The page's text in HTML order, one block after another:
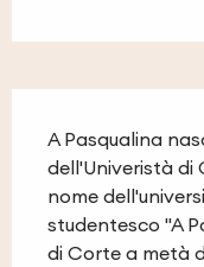
A Pasqualina
dell'Univeristà di
nome
studentesco "A
di Corte a metà